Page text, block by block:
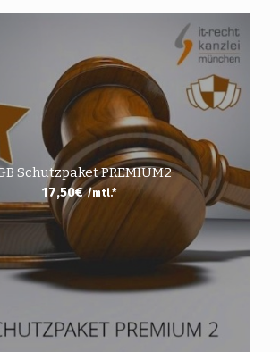
Schutzpaket PREMIUM2
17,50€ /mtl.*